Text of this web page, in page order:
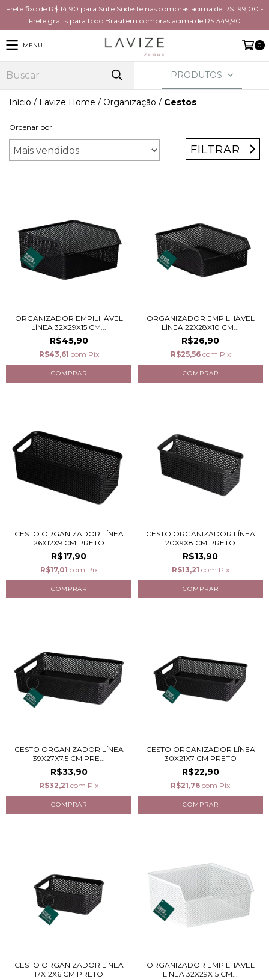
Frete fixo de R$ 14,90 para Sul e Sudeste nas compras acima de R$ 199,00 -
Frete grátis para todo Brasil em compras acima de R$ 349,90
MENU 0
PRODUTOS
Início / Lavize Home / Organização / Cestos
Ordenar por
FILTRAR
ORGANIZADOR EMPILHÁVEL
LÍNEA 32X29X15 CM...
R$45,90
R$43,61 com Pix
ORGANIZADOR EMPILHÁVEL
LÍNEA 22X28X10 CM...
R$26,90
R$25,56 com Pix
CESTO ORGANIZADOR LÍNEA
26X12X9 CM PRETO
R$17,90
R$17,01 com Pix
CESTO ORGANIZADOR LÍNEA
20X9X8 CM PRETO
R$13,90
R$13,21 com Pix
CESTO ORGANIZADOR LÍNEA
39X27X7,5 CM PRE...
R$33,90
R$32,21 com Pix
CESTO ORGANIZADOR LÍNEA
30X21X7 CM PRETO
R$22,90
R$21,76 com Pix
CESTO ORGANIZADOR LÍNEA
17X12X6 CM PRETO
ORGANIZADOR EMPILHÁVEL
LÍNEA 32X29X15 CM...